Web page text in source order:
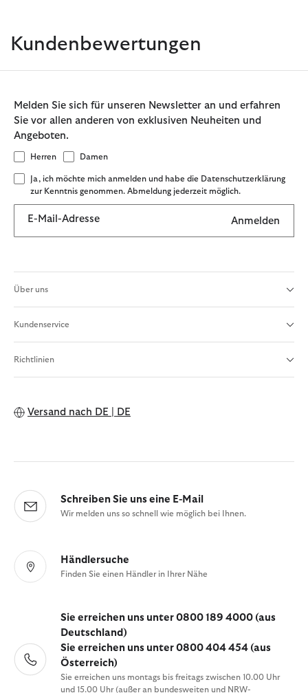
Kundenbewertungen
Melden Sie sich für unseren Newsletter an und erfahren
Sie vor allen anderen von exklusiven Neuheiten und
Angeboten.
Herren Damen
Ja, ich möchte mich anmelden und habe die Datenschutzerklärung
zur Kenntnis genommen. Abmeldung jederzeit möglich.
E-Mail-Adresse Anmelden
Über uns
Kundenservice
Richtlinien
Versand nach DE | DE
Schreiben Sie uns eine E-Mail
Wir melden uns so schnell wie möglich bei Ihnen.
Händlersuche
Finden Sie einen Händler in Ihrer Nähe
Sie erreichen uns unter 0800 189 4000 (aus
Deutschland)
Sie erreichen uns unter 0800 404 454 (aus
Österreich)
Sie erreichen uns montags bis freitags zwischen 10.00 Uhr
und 15.00 Uhr (außer an bundesweiten und NRW-